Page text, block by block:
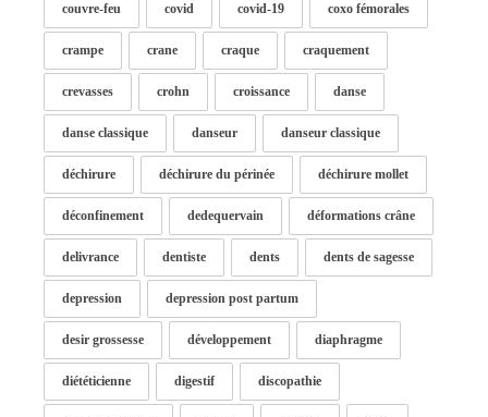
couvre-feu covid covid-19 coxo fémorales
crampe crane craque craquement
crevasses crohn croissance danse
danse classique danseur danseur classique
déchirure déchirure du périnée déchirure mollet
déconfinement dedequervain déformations crâne
delivrance dentiste dents dents de sagesse
depression depression post partum
desir grossesse développement diaphragme
diététicienne digestif discopathie